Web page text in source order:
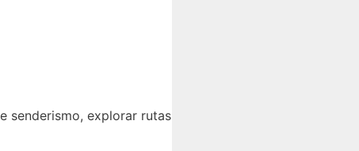
senderismo, explorar rutas